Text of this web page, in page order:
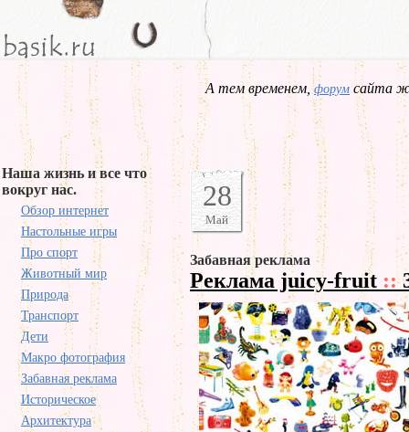
А тем временем,форум сайта
Наша жизнь и все что
вокруг нас.
Обзор интернет
Настольные игры
Про спорт
Животный мир
Природа
Транспорт
Дети
Макро фотография
Забавная реклама
Историческое
Архитектура
28
Май
Забавная реклама
Реклама juicy-fruit ::